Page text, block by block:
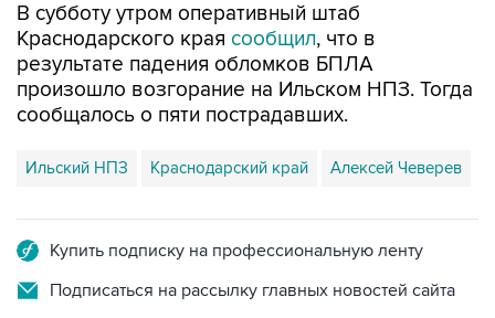
В субботу утром оперативный штаб
Краснодарского края сообщил, что в
результате падения обломков БПЛА
произошло возгорание на Ильском НПЗ. Тогда
сообщалось о пяти пострадавших.
Ильский НПЗ Краснодарский край Алексей Чеверев
Купить подписку на профессиональную ленту
Подписаться на рассылку главных новостей сайта